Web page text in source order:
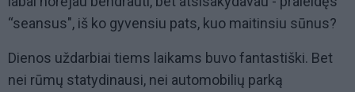
“seansus", iš ko gyvensiu pats, kuo maitinsiu sūnus?
Dienos uždarbiai tiems laikams buvo fantastiški. Bet
nei rūmų statydinausi, nei automobilių parką